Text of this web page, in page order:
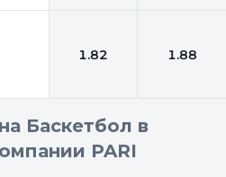
1.82 1.88
Баскетбол в
PARI